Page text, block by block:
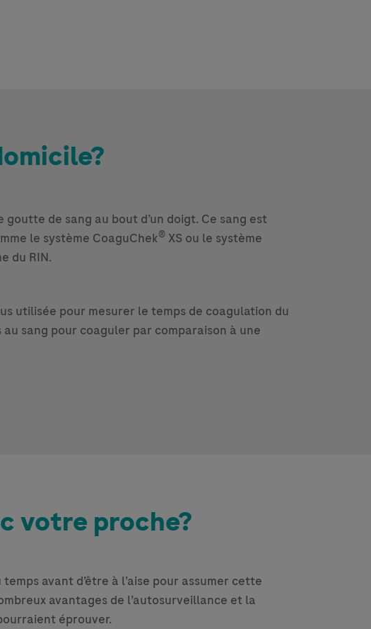
de sang au bout d’un doigt. Ce sang est
le système CoaguChek® XS ou le système
du RIN.
utilisée pour mesurer le temps de coagulation du
sang pour coaguler par comparaison à une
votre proche?
avant d’être à l’aise pour assumer cette
avantages de l’autosurveillance et la
éprouver.